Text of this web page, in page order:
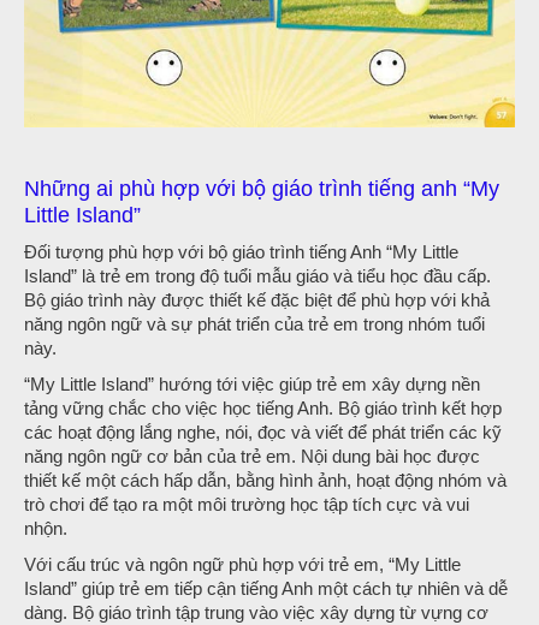
Những ai phù hợp với bộ giáo trình tiếng anh “My
Little Island”
Đối tượng phù hợp với bộ giáo trình tiếng Anh “My Little
Island” là trẻ em trong độ tuổi mẫu giáo và tiểu học đầu cấp.
Bộ giáo trình này được thiết kế đặc biệt để phù hợp với khả
năng ngôn ngữ và sự phát triển của trẻ em trong nhóm tuổi
này.
“My Little Island” hướng tới việc giúp trẻ em xây dựng nền
tảng vững chắc cho việc học tiếng Anh. Bộ giáo trình kết hợp
các hoạt động lắng nghe, nói, đọc và viết để phát triển các kỹ
năng ngôn ngữ cơ bản của trẻ em. Nội dung bài học được
thiết kế một cách hấp dẫn, bằng hình ảnh, hoạt động nhóm và
trò chơi để tạo ra một môi trường học tập tích cực và vui
nhộn.
Với cấu trúc và ngôn ngữ phù hợp với trẻ em, “My Little
Island” giúp trẻ em tiếp cận tiếng Anh một cách tự nhiên và dễ
dàng. Bộ giáo trình tập trung vào việc xây dựng từ vựng cơ